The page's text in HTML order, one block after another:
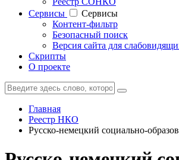
Cервисы
Cервисы
Контент-фильтр
Безопасный поиск
Версия сайта для
Скрипты
О проекте
Главная
Реестр НКО
Русско-немецкий социально-